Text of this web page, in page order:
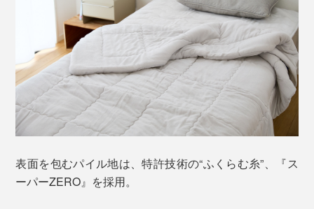
表面を包むパイル地は、特許技術の“ふくらむ糸”、『ス
ーパーZERO』を採用。